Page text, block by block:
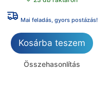
Mai feladás, gyors postázás!
Kosárba teszem
Összehasonlítás